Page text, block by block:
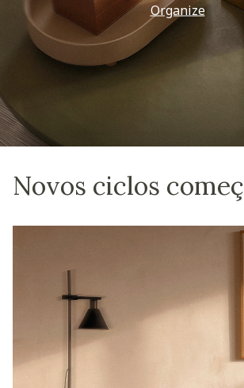
Organize
Novos ciclos